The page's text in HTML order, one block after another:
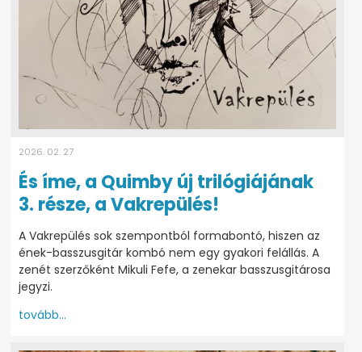
2026. 02. 27
És íme, a Quimby új trilógiájának
3. része, a Vakrepülés!
A Vakrepülés sok szempontból formabontó, hiszen az
ének-basszusgitár kombó nem egy gyakori felállás. A
zenét szerzőként Mikuli Fefe, a zenekar basszusgitárosa
jegyzi.
tovább...